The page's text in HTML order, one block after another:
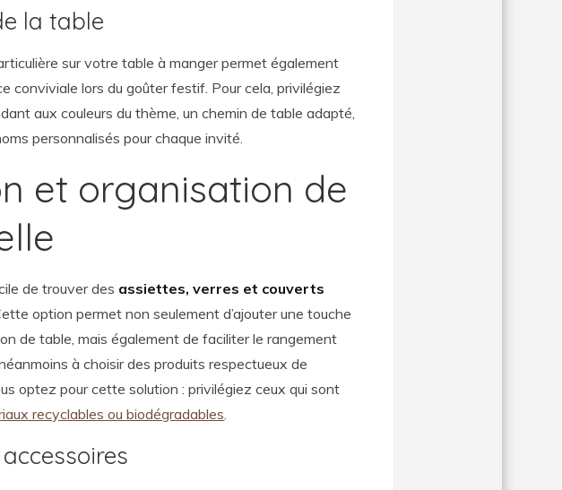
la table
sur votre table à manger permet également
conviviale lors du goûter festif. Pour cela, privilégiez
aux couleurs du thème, un chemin de table adapté,
personnalisés pour chaque invité.
et organisation de
de trouver des assiettes, verres et couverts
option permet non seulement d’ajouter une touche
de table, mais également de faciliter le rangement
à choisir des produits respectueux de
optez pour cette solution : privilégiez ceux qui sont
recyclables ou biodégradables.